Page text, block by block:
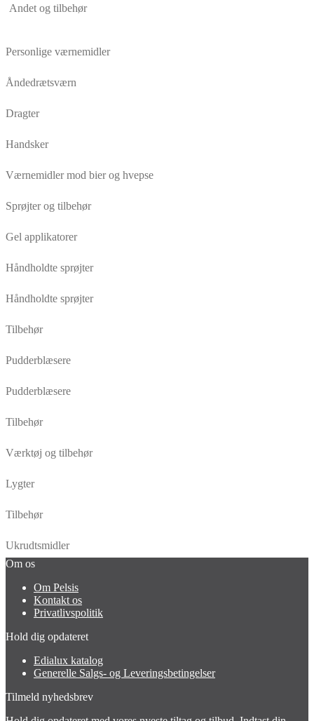
Andet og tilbehør
Personlige værnemidler
Åndedrætsværn
Dragter
Handsker
Værnemidler mod bier og hvepse
Sprøjter og tilbehør
Gel applikatorer
Håndholdte sprøjter
Håndholdte sprøjter
Tilbehør
Pudderblæsere
Pudderblæsere
Tilbehør
Værktøj og tilbehør
Lygter
Tilbehør
Ukrudtsmidler
Om os
Om Pelsis
Kontakt os
Privatlivspolitik
Hold dig opdateret
Edialux katalog
Generelle Salgs- og Leveringsbetingelser
Tilmeld nyhedsbrev